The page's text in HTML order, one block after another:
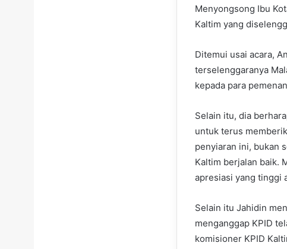
Menyongsong Ibu
Kaltim yang
Ditemui usai acara,
terselenggaranya
kepada para
Selain itu, dia
untuk terus
penyiaran ini, bukan
Kaltim berjalan baik.
apresiasi yang tinggi
Selain itu Jahidin
menganggap KPID
komisioner KPID